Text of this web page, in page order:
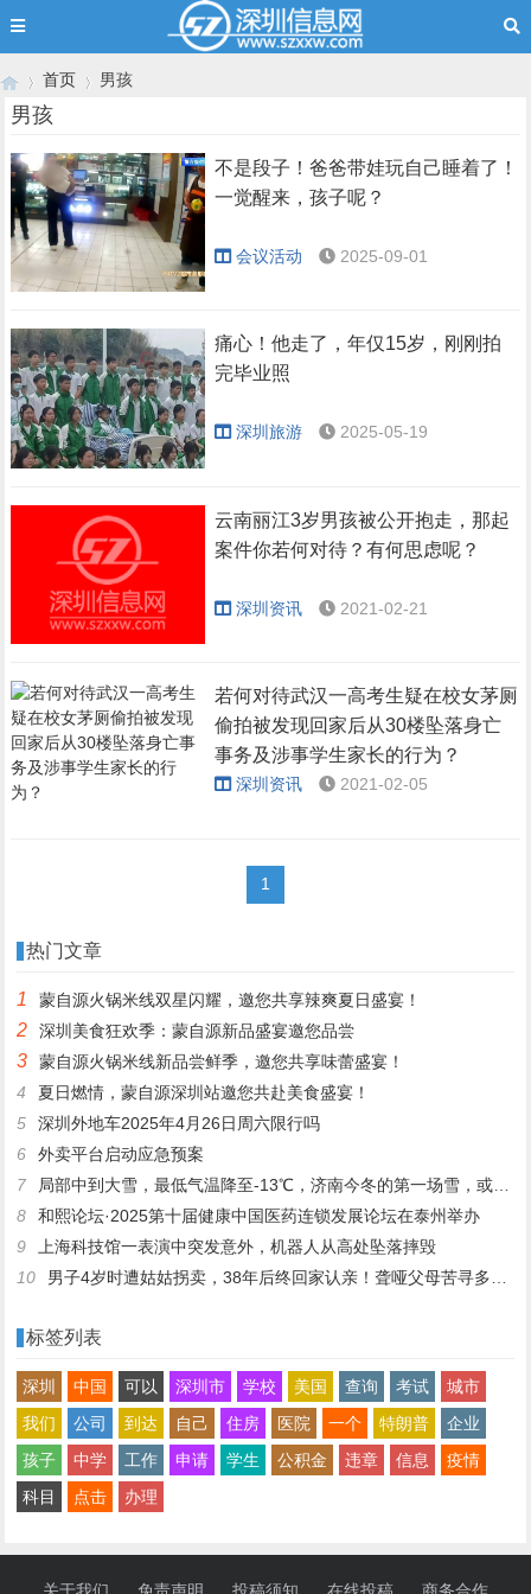
›
首页
›
男孩
男孩
不是段子！爸爸带娃玩自己睡着了！
一觉醒来，孩子呢？
会议活动 2025-09-01
痛心！他走了，年仅15岁，刚刚拍
完毕业照
深圳旅游 2025-05-19
云南丽江3岁男孩被公开抱走，那起
案件你若何对待？有何思虑呢？
深圳资讯 2021-02-21
若何对待武汉一高考生疑在校女茅厕
偷拍被发现回家后从30楼坠落身亡
事务及涉事学生家长的行为？
深圳资讯 2021-02-05
1
热门文章
1 蒙自源火锅米线双星闪耀，邀您共享辣爽夏日盛宴！
2 深圳美食狂欢季：蒙自源新品盛宴邀您品尝
3
蒙自源火锅米线新品尝鲜季，邀您共享味蕾盛宴！
4
夏日燃情，蒙自源深圳站邀您共赴美食盛宴！
5
深圳外地车2025年4月26日周六限行吗
6
外卖平台启动应急预案
7
局部中到大雪，最低气温降至-13℃，济南今冬的第一场雪，或跟去年同一时间！
8
和熙论坛·2025第十届健康中国医药连锁发展论坛在泰州举办
9
上海科技馆一表演中突发意外，机器人从高处坠落摔毁
10
男子4岁时遭姑姑拐卖，38年后终回家认亲！聋哑父母苦寻多年，母亲已抱憾离世丨红星寻人
标签列表
深圳 中国 可以 深圳市 学校 美国 查询 考试
城市
我们
公司 到达 自己 住房 医院 一个 特朗普
企业
孩子
中学 工作 申请 学生 公积金 违章 信息
疫情
科目
点击 办理
关于我们 免责声明 投稿须知 在线投稿 商务合作